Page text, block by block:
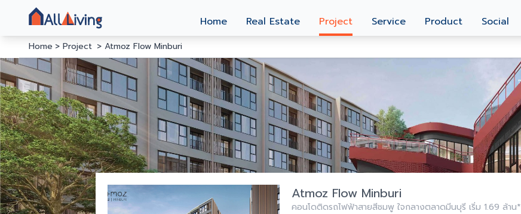
Home Real Estate Project Service Product Social
Home Project Atmoz Flow Minburi
Atmoz Flow Minburi
คอนโดติดรถไฟฟ้าสายสีชมพู ใจกลางตลาดมีนบุรี เริ่ม 1.69 ล้าน*